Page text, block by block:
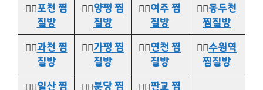
👉🏻포천 찜
질방
👉🏻양평 찜
질방
👉🏻여주 찜
질방
👉🏻동두천
찜질방
👉🏻과천 찜
질방
👉🏻가평 찜
질방
👉🏻연천 찜
질방
👉🏻수원역
찜질방
👉🏻일산 찜
👉🏻분당 찜
👉🏻판교 찜